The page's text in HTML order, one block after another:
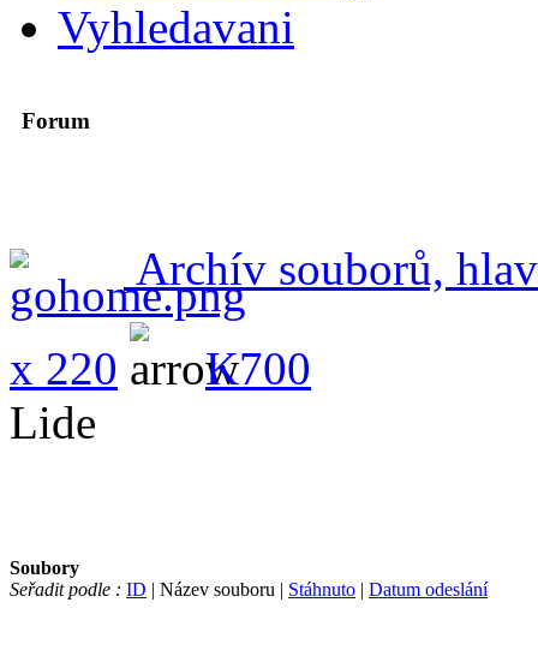
Vyhledavani
Forum
Archív souborů,
x 220
K700
Lide
Soubory
Seřadit podle : ID | Název souboru | Stáhnuto | Datum odeslání